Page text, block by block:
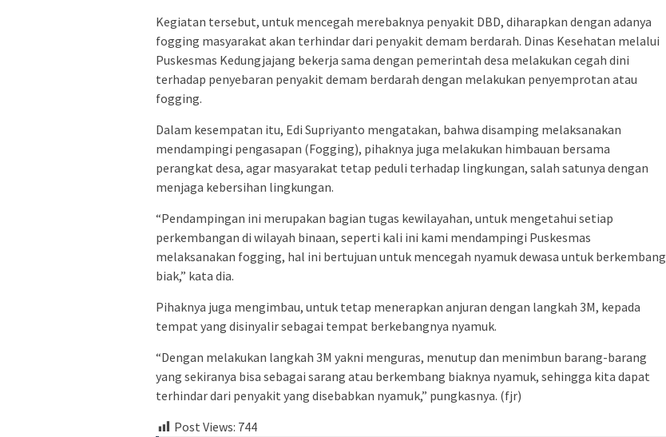
Kegiatan tersebut, untuk mencegah merebaknya penyakit DBD, diharapkan dengan adanya
fogging masyarakat akan terhindar dari penyakit demam berdarah. Dinas Kesehatan melalui
Puskesmas Kedungjajang bekerja sama dengan pemerintah desa melakukan cegah dini
terhadap penyebaran penyakit demam berdarah dengan melakukan penyemprotan atau
fogging.
Dalam kesempatan itu, Edi Supriyanto mengatakan, bahwa disamping melaksanakan
mendampingi pengasapan (Fogging), pihaknya juga melakukan himbauan bersama
perangkat desa, agar masyarakat tetap peduli terhadap lingkungan, salah satunya dengan
menjaga kebersihan lingkungan.
“Pendampingan ini merupakan bagian tugas kewilayahan, untuk mengetahui setiap
perkembangan di wilayah binaan, seperti kali ini kami mendampingi Puskesmas
melaksanakan fogging, hal ini bertujuan untuk mencegah nyamuk dewasa untuk berkembang
biak,” kata dia.
Pihaknya juga mengimbau, untuk tetap menerapkan anjuran dengan langkah 3M, kepada
tempat yang disinyalir sebagai tempat berkebangnya nyamuk.
“Dengan melakukan langkah 3M yakni menguras, menutup dan menimbun barang-barang
yang sekiranya bisa sebagai sarang atau berkembang biaknya nyamuk, sehingga kita dapat
terhindar dari penyakit yang disebabkan nyamuk,” pungkasnya. (fjr)
Post Views: 744